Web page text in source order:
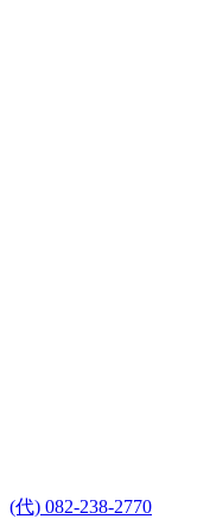
(代) 082-238-2770